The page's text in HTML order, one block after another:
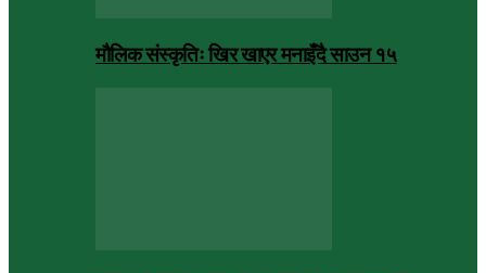
मौलिक संस्कृतिः खिर खाएर मनाइँदै साउन १५